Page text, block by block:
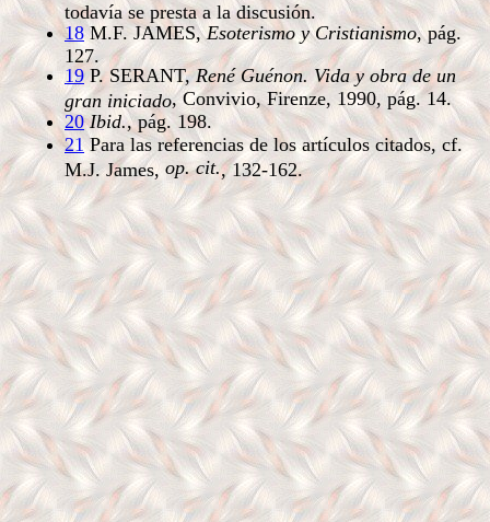
todavía se presta a la discusión.
18M.F. JAMES,Esoterismo y Cristianismo, pág.
127.
19 P. SERANT,René Guénon. Vida y obra de un
gran iniciado, Convivio, Firenze, 1990, pág. 14.
20 Ibid., pág. 198.
21Para las referencias de los artículos citados, cf.
M.J. James, op. cit., 132-162.